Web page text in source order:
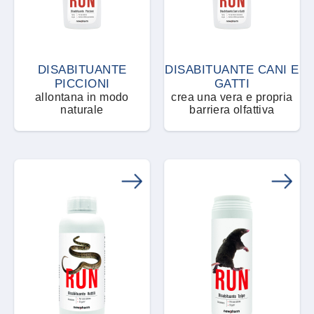
Rettili
Scarafaggi
Tarli
Tarme dei tessuti
Termiti
Idrolato
Impianto di nebulizzazione
automatizzato
Lampada UV
Liquido concentrato
Liquido concentrato attrattivo
DISABITUANTE
PICCIONI
allontana in modo
naturale
DISABITUANTE CANI E
GATTI
crea una vera e propria
barriera olfattiva